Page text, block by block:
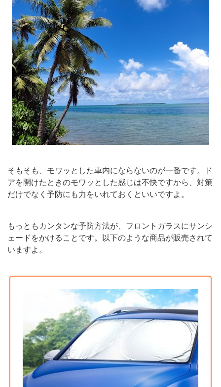
そもそも、モワッとした車内にならないのが一番です。ド
アを開けたときのモワッとした感じは不快ですから、対策
だけでなく予防にも力をいれておくといいですよ。
もっともカンタンな予防方法が、フロントガラスにサンシ
ェードをかけることです。以下のような商品が販売されて
いますよ。